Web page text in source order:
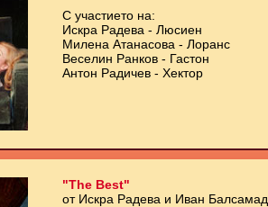
С участието на:
Искра Радева - Люсиен
Милена Атанасова - Лоранс
Веселин Ранков - Гастон
Антон Радичев - Хектор
"The Best"
от Искра Радева и Иван